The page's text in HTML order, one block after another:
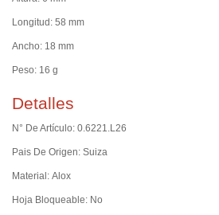
Longitud: 58 mm
Ancho: 18 mm
Peso: 16 g
Detalles
N° De Artículo: 0.6221.L26
Pais De Origen: Suiza
Material: Alox
Hoja Bloqueable: No